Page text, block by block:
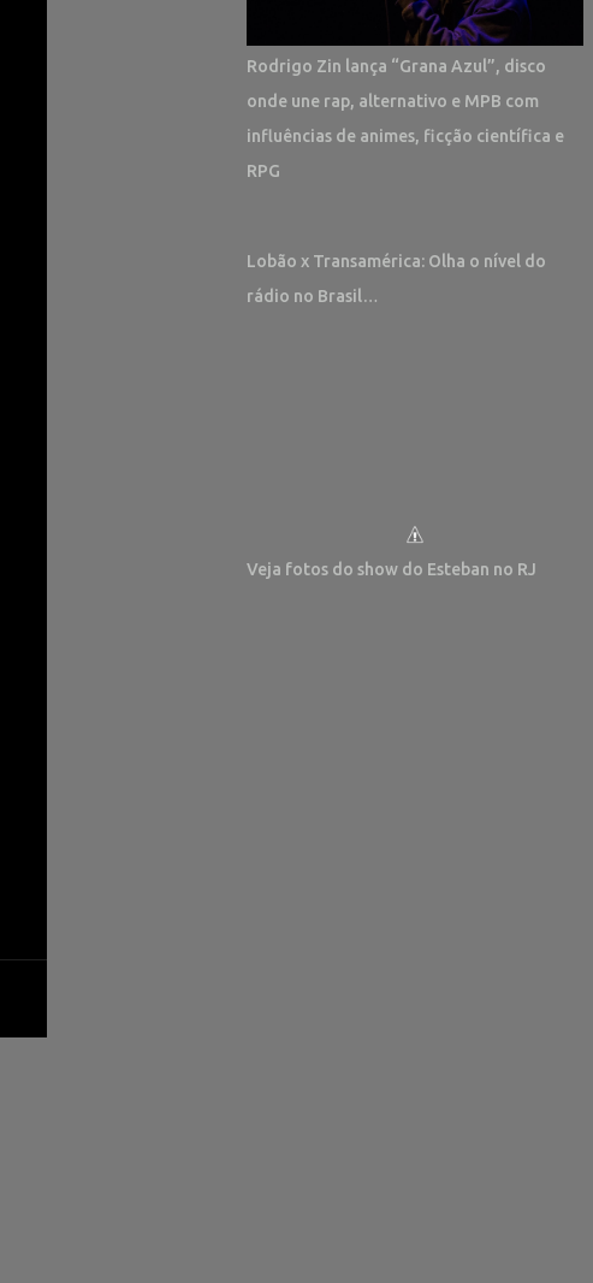
Rodrigo Zin lança “Grana Azul”, disco
onde une rap, alternativo e MPB com
influências de animes, ficção científica e
RPG
Lobão x Transamérica: Olha o nível do
rádio no Brasil…
Veja fotos do show do Esteban no RJ